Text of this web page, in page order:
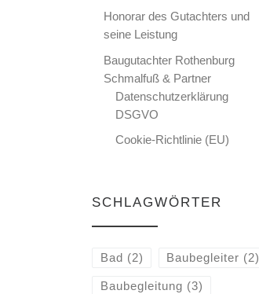
Honorar des Gutachters und
seine Leistung
Baugutachter Rothenburg
Schmalfuß & Partner
Datenschutzerklärung
DSGVO
Cookie-Richtlinie (EU)
SCHLAGWÖRTER
Bad (2) Baubegleiter (2)
Baubegleitung (3)